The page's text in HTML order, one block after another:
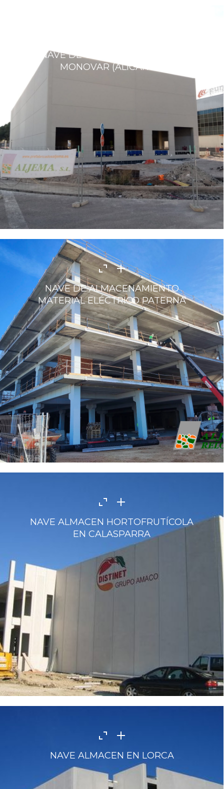
NAVE DE USOS LOGÍSTICOS EN
MONOVAR (ALICANTE)
NAVE DE ALMACENAMIENTO
MATERIAL ELÉCTRICO PATERNA
NAVE ALMACEN HORTOFRUTÍCOLA
EN CALASPARRA
NAVE ALMACEN EN LORCA